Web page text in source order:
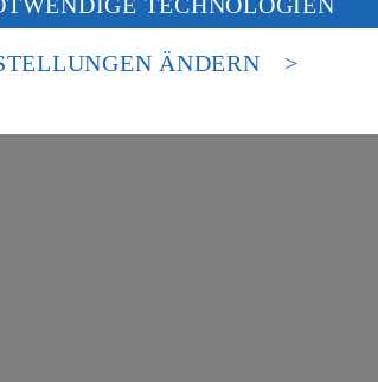
Bereichen:
verarbeitet werden. Der EuGH sieht die USA als
nicht angemessenen Datenschutzniveau an. Es
Behörden.ÄNDERN